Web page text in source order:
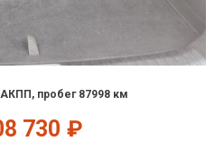
пробег 87998 км
730 ₽